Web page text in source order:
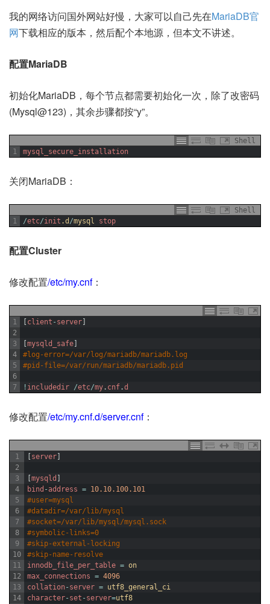
我的网络访问国外网站好慢，大家可以自己先在MariaDB官
网下载相应的版本，然后配个本地源，但本文不讲述。
配置MariaDB
初始化MariaDB，每个节点都需要初始化一次，除了改密码
(Mysql@123)，其余步骤都按“y”。
Shell
1
mysql_secure_installation
关闭MariaDB：
Shell
1
/etc/init .d /mysql stop
配置Cluster
修改配置/etc/my.cnf：
1
2
3
4
5
6
7
client - server
mysqld_safe
#log-error=/var/log/mariadb/mariadb.log
#pid-file=/var/run/mariadb/mariadb.pid
! includedir /etc/my. cnf.d
修改配置/etc/my.cnf.d/server.cnf：
1
2
3
4
5
6
7
8
9
10
11
12
13
14
server
mysqld
bind -address = 10.10.100.101
#user=mysql
#datadir=/var/lib/mysql
#socket=/var/lib/mysql/mysql.sock
#symbolic-links=0
#skip-external-locking
#skip-name-resolve
innodb_file_per_table = on
max_connections = 4096
collation- server = utf8_general_ci
character-set -server=utf8